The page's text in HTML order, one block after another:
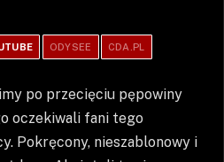
ODYSEE CDA.PL
po przecięciu pępowiny
oczekiwali fani tego
Pokręcony, nieszablonowy i